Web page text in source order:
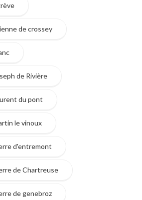
de crossey
de Rivière
du pont
le vinoux
d'entremont
de Chartreuse
de genebroz